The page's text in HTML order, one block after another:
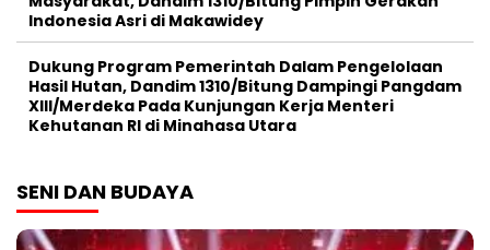
Indonesia Asri di Makawidey
Dukung Program Pemerintah Dalam Pengelolaan
Hasil Hutan, Dandim 1310/Bitung Dampingi Pangdam
XIII/Merdeka Pada Kunjungan Kerja Menteri
Kehutanan RI di Minahasa Utara
SENI DAN BUDAYA